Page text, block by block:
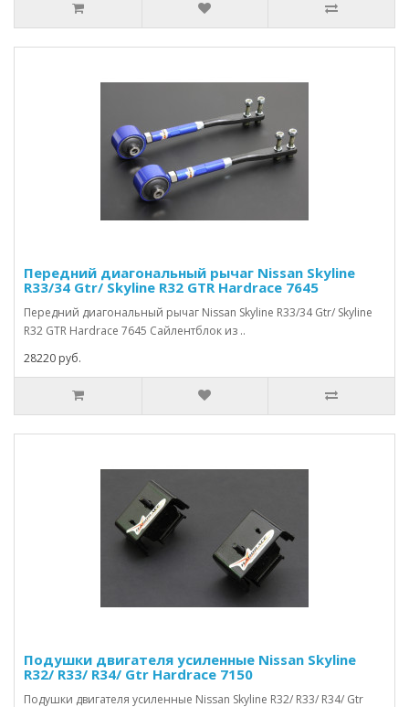
Передний диагональный рычаг Nissan Skyline
R33/34 Gtr/ Skyline R32 GTR Hardrace 7645
Передний диагональный рычаг Nissan Skyline R33/34 Gtr/ Skyline
R32 GTR Hardrace 7645 Сайлентблок из ..
28220 руб.
Подушки двигателя усиленные Nissan Skyline
R32/ R33/ R34/ Gtr Hardrace 7150
Подушки двигателя усиленные Nissan Skyline R32/ R33/ R34/ Gtr